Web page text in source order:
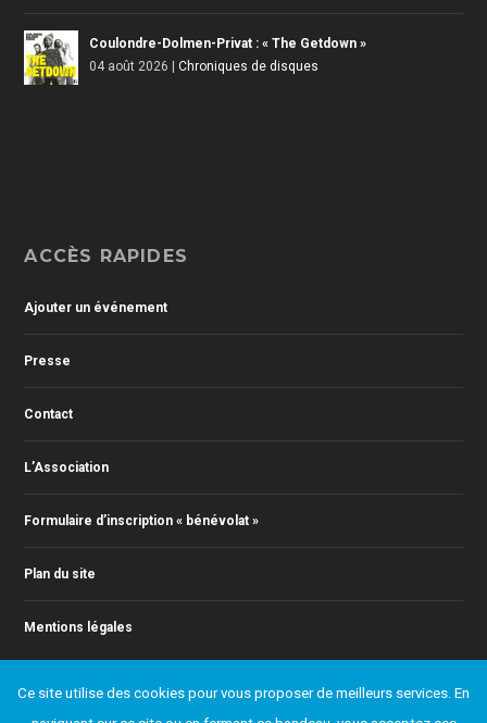
Coulondre-Dolmen-Privat : « The Getdown »
04 août 2026
|Chroniques de disques
ACCÈS RAPIDES
Ajouter un événement
Presse
Contact
L’Association
Formulaire d’inscription « bénévolat »
Plan du site
Mentions légales
Ce site utilise des cookies pour vous proposer de meilleurs services. En